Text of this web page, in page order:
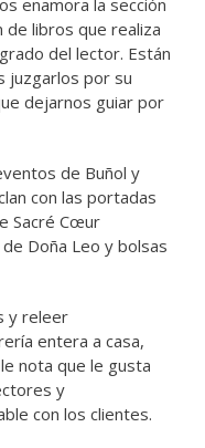
enamora la sección
de libros que realiza
del lector. Están
juzgarlos por su
dejarnos guiar por
de Buñol y
con las portadas
Sacré Cœur
Doña Leo y bolsas
y releer
entera a casa,
nota que le gusta
y
con los clientes.